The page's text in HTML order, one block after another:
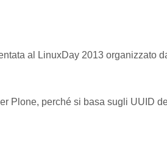
al LinuxDay 2013 organizzato
Plone, perché si basa sugli UUID